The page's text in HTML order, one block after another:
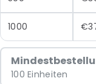
1000
100 Einheiten